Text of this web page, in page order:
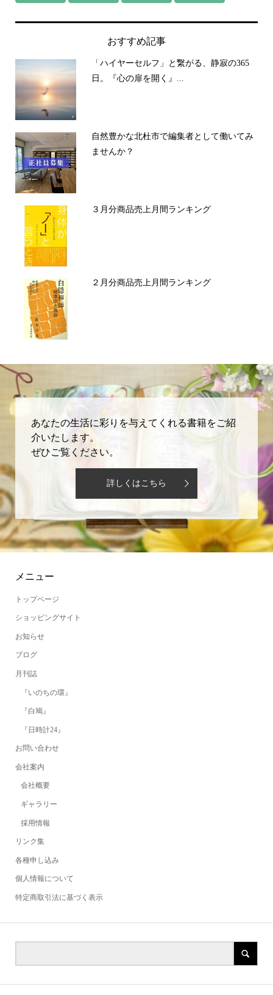
おすすめ記事
「ハイヤーセルフ」と繋がる、静寂の365
日。『心の扉を開く』...
自然豊かな北杜市で編集者として働いてみ
ませんか？
３月分商品売上月間ランキング
２月分商品売上月間ランキング
あなたの生活に彩りを与えてくれる書籍をご紹
介いたします。
ぜひご覧ください。
詳しくはこちら
メニュー
トップページ
ショッピングサイト
お知らせ
ブログ
月刊誌
『いのちの環』
『白鳩』
『日時計24』
お問い合わせ
会社案内
会社概要
ギャラリー
採用情報
リンク集
各種申し込み
個人情報について
特定商取引法に基づく表示